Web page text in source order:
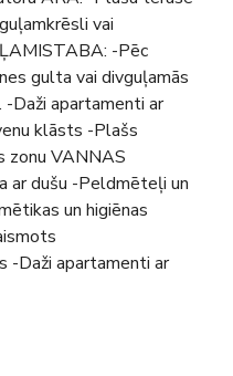
vai
-Pēc
gulta vai divguļamās
Daži apartamenti ar
klāsts -Plašs
zonu VANNAS
ar dušu -Peldmēteļi un
un higiēnas
-Daži apartamenti ar